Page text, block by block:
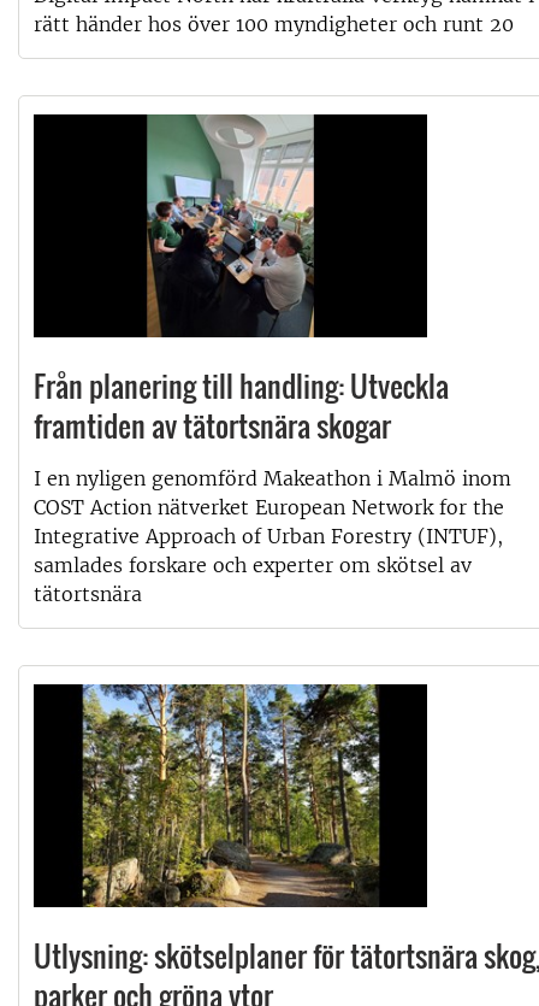
rätt händer hos över 100 myndigheter och runt 20
Från planering till handling: Utveckla
framtiden av tätortsnära skogar
I en nyligen genomförd Makeathon i Malmö inom
COST Action nätverket European Network for the
Integrative Approach of Urban Forestry (INTUF),
samlades forskare och experter om skötsel av
tätortsnära
Utlysning: skötselplaner för tätortsnära
parker och gröna ytor